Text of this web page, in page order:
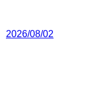
2026/08/02